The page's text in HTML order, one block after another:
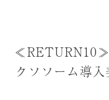
クソソーム導